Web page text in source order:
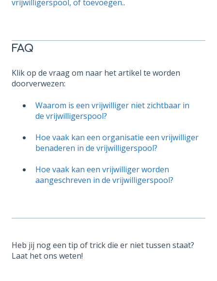
vrijwilligerspool, of toevoegen..
FAQ
Klik op de vraag om naar het artikel te worden
doorverwezen:
Waarom is een vrijwilliger niet zichtbaar in
de vrijwilligerspool?
Hoe vaak kan een organisatie een vrijwilliger
benaderen in de vrijwilligerspool?
Hoe vaak kan een vrijwilliger worden
aangeschreven in de vrijwilligerspool?
Heb jij nog een tip of trick die er niet tussen staat?
Laat het ons weten!